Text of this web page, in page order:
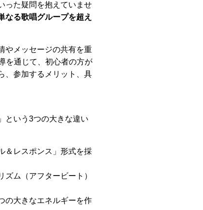
った疑問を抱えていませ
なる歌唱グループを超え
やメッセージの共有を重
を通じて、初心者の方が
、参加するメリット、具
という3つの大きな違い
＆レスポンス」形式を採
ム（アフタービート）
の大きなエネルギーを作